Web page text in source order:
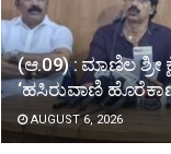
(ಆ.09) : ಮಾಣಿಲ ಶ್ರೀ
‘ಹಸಿರುವಾಣಿ
AUGUST 6, 2026